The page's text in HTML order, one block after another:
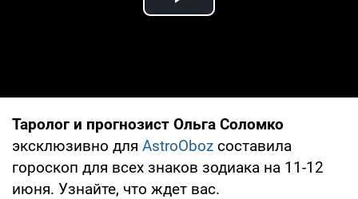
Play Video
Таролог и прогнозист Ольга Соломко
эксклюзивно для AstroOboz составила
гороскоп для всех знаков зодиака на 11-12
июня. Узнайте, что ждет вас.